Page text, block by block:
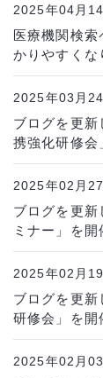
2025年04月
医療機関検索
かりやすくな
2025年03月
ブログを更
携強化研修会
2025年02月
ブログを更
ミナー」を開
2025年02月
ブログを更
研修会」を開
2025年02月